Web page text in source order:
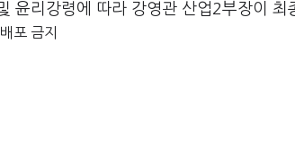
윤리강령에 따라 강영관 산업2부장이 최
포 금지